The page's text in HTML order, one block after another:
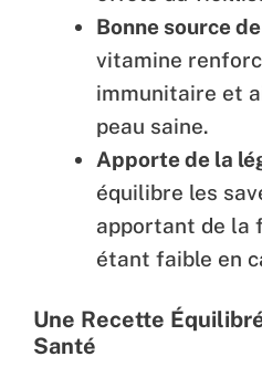
Bonne source
vitamine
immunitaire et
peau saine.
Apporte de la
équilibre les
apportant de la
étant faible en
Une Recette
Santé